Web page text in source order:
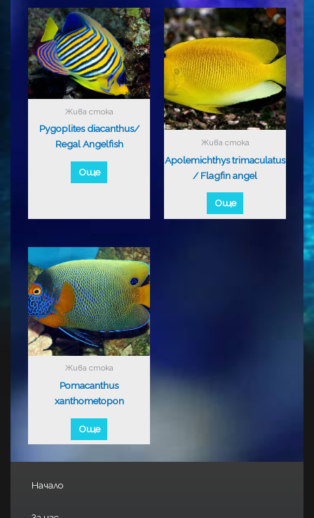
Начало
Жива стока
Pygoplites diacanthus/
Regal Angelfish
Още
Жива стока
Apolemichthys trimaculatus
/ Flagfin angel
Още
Жива стока
Pomacanthus
xanthometopon
Още